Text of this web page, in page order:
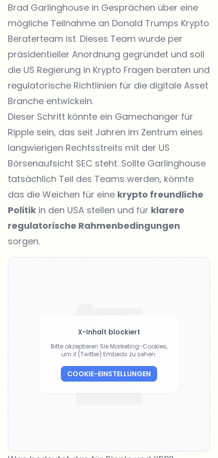
Brad Garlinghouse in Gesprächen über eine
mögliche Teilnahme an Donald Trumps Krypto
Beraterteam ist. Dieses Team wurde per
präsidentieller Anordnung gegründet und soll
die US Regierung in Krypto Fragen beraten und
regulatorische Richtlinien für die digitale Asset
Branche entwickeln.
Dieser Schritt könnte ein Gamechanger für
Ripple sein, das seit Jahren im Zentrum eines
langwierigen Rechtsstreits mit der US
Börsenaufsicht SEC steht. Sollte Garlinghouse
tatsächlich Teil des Teams werden, könnte
das die Weichen für eine krypto freundliche
Politik in den USA stellen und für klarere
regulatorische Rahmenbedingungen
sorgen.
X-Inhalt blockiert
Bitte akzeptieren Sie Marketing-Cookies,
um X (Twitter) Embeds zu sehen.
COOKIE-EINSTELLUNGEN